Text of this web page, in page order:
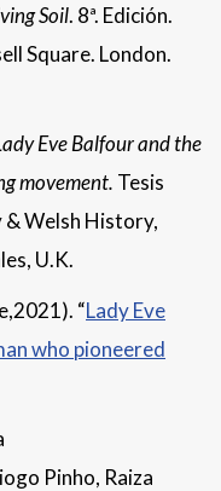
Soil. 8ª. Edición.
Square. London.
Eve Balfour and the
movement. Tesis
Welsh History,
U.K.
“Lady Eve
who pioneered
Pinho, Raiza